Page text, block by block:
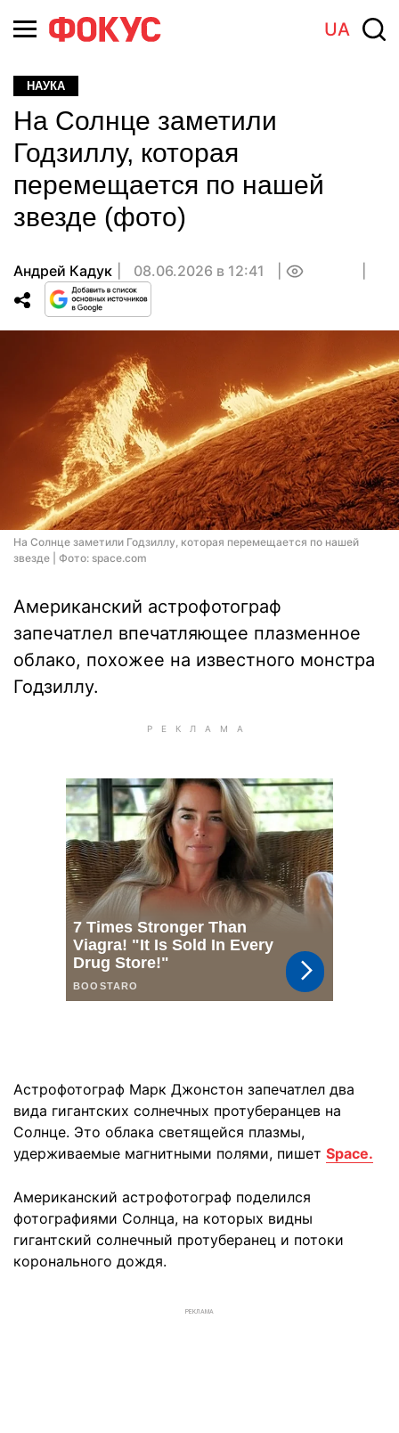
UA
НАУКА
На Солнце заметили
Годзиллу, которая
перемещается по нашей
звезде (фото)
Андрей Кадук 08.06.2026 в 12:41
На Солнце заметили Годзиллу, которая перемещается по нашей
звезде | Фото: space.com
Американский астрофотограф
запечатлел впечатляющее плазменное
облако, похожее на известного монстра
Годзиллу.
Астрофотограф Марк Джонстон запечатлел два
вида гигантских солнечных протуберанцев на
Солнце. Это облака светящейся плазмы,
удерживаемые магнитными полями, пишет Space.
Американский астрофотограф поделился
фотографиями Солнца, на которых видны
гигантский солнечный протуберанец и потоки
коронального дождя.
РЕКЛАМА